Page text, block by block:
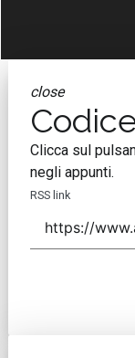
close
Clicca sul
negli appunti.
RSS link